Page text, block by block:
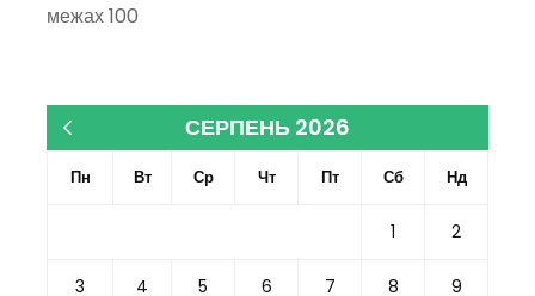
межах 100
СЕРПЕНЬ 2026
Пн Вт Ср Чт Пт Сб Нд
1 2
3 4 5 6 7 8 9